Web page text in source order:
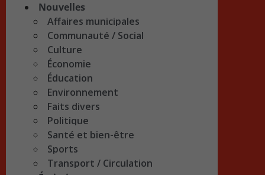
Nouvelles
Affaires municipales
Communauté / Social
Culture
Économie
Éducation
Environnement
Faits divers
Politique
Santé et bien-être
Sports
Transport / Circulation